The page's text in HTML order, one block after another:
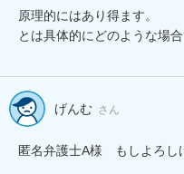
原理的にはあり得ます。
とは具体的にどのような場
げんむ さん
匿名弁護士A様　もしよろ